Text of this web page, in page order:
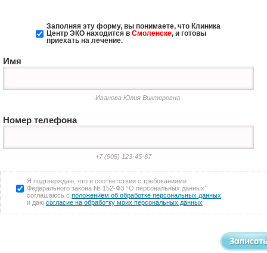
Заполняя эту форму, вы понимаете, что Клиника
Центр ЭКО находится в Смоленске, и готовы
приехать на лечение.
Имя
Иванова Юлия Викторовна
Номер телефона
+7 (905) 123-45-67
Я подтверждаю, что в соответствии с требованиями
Федерального закона № 152-ФЗ “О персональных данных”
соглашаюсь с положением об обработке персональных данных
и даю согласие на обработку моих персональных данных